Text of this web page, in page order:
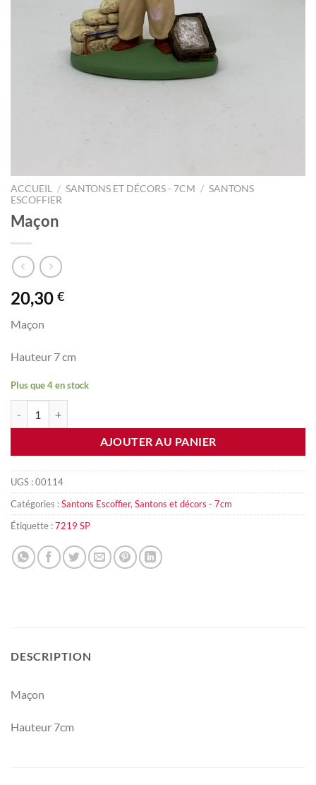
ACCUEIL / SANTONS ET DÉCORS - 7CM / SANTONS
ESCOFFIER
Maçon
20,30 €
Maçon
Hauteur 7 cm
Plus que 4 en stock
AJOUTER AU PANIER
UGS :00114
Catégories :Santons Escoffier, Santons et décors - 7cm
Étiquette :7219 SP
DESCRIPTION
Maçon
Hauteur 7cm